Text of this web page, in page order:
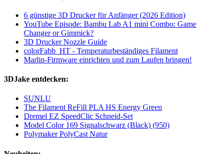
6 günstige 3D Drucker für Anfänger (2026 Edition)
YouTube Episode: Bambu Lab A1 mini Combo: Game
Changer or Gimmick?
3D Drucker Nozzle Guide
colorFabb_HT - Temperaturbeständiges Filament
Marlin-Firmware einrichten und zum Laufen bringen!
3DJake entdecken:
SUNLU
The Filament ReFill PLA HS Energy Green
Dremel EZ SpeedClic Schneid-Set
Model Color 169 Signalschwarz (Black) (950)
Polymaker PolyCast Natur